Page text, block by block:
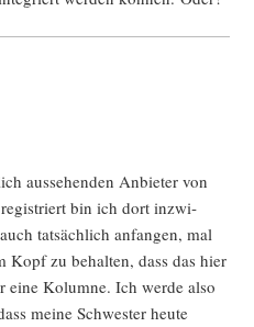
aus­se­hen­den Anbie­ter von
bin ich dort inzwi­
tat­säch­lich anfan­gen, mal
Kopf zu behal­ten, dass das hier
eine Kolum­ne. Ich wer­de also
mei­ne Schwes­ter heu­te